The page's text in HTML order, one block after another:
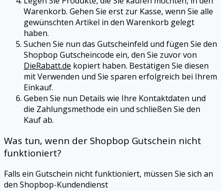
Warenkorb. Gehen Sie erst zur Kasse, wenn Sie alle
gewünschten Artikel in den Warenkorb gelegt
haben.
Suchen Sie nun das Gutscheinfeld und fügen Sie den
Shopbop Gutscheincode ein, den Sie zuvor von
DieRabatt.de kopiert haben. Bestätigen Sie diesen
mit Verwenden und Sie sparen erfolgreich bei Ihrem
Einkauf.
Geben Sie nun Details wie Ihre Kontaktdaten und
die Zahlungsmethode ein und schließen Sie den
Kauf ab.
Was tun, wenn der Shopbop Gutschein nicht
funktioniert?
Falls ein Gutschein nicht funktioniert, müssen Sie sich an
den Shopbop-Kundendienst